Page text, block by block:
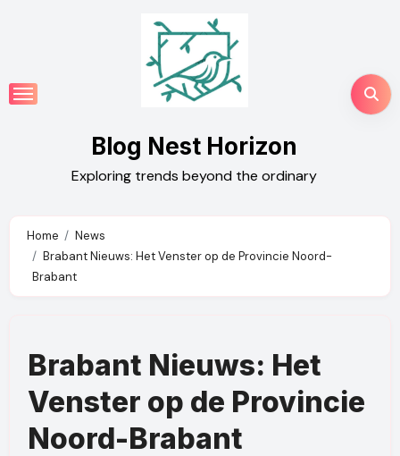
Blog Nest Horizon
Exploring trends beyond the ordinary
Home
News
Brabant Nieuws: Het Venster op de Provincie Noord-
Brabant
Brabant Nieuws: Het
Venster op de Provincie
Noord-Brabant